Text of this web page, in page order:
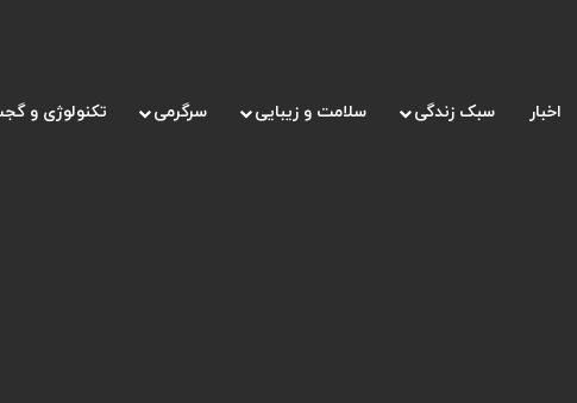
اخبار سبک زندگی سلامت و زیبایی سرگرمی تکنولوژی و